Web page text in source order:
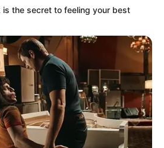
(64) wird am Donnerstag, 3.
auch via TVNow), die große
wird Millionär?" feiern. Der
in die Sendung und kennt
die mit einer besonderen
spielen, no
the secret to feeling your best